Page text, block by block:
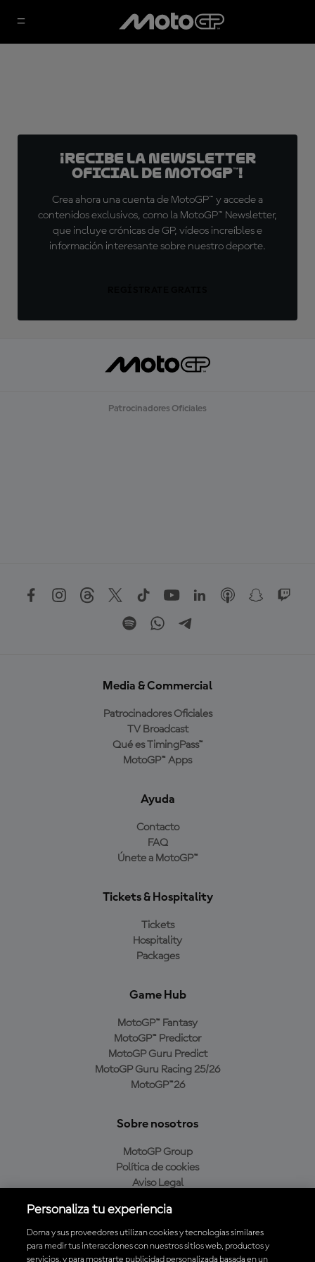
¡Recibe la Newsletter
oficial de MotoGP™!
Crea ahora una cuenta de MotoGP™ y accede a
contenidos exclusivos, como la MotoGP™ Newsletter,
que incluye crónicas de GP, vídeos increíbles e
información interesante sobre nuestro deporte.
Patrocinadores Oficiales
Media & Commercial
Patrocinadores Oficiales
TV Broadcast
Qué es TimingPass™
MotoGP™ Apps
Ayuda
Contacto
FAQ
Únete a MotoGP™
Tickets & Hospitality
Tickets
Hospitality
Packages
Game Hub
MotoGP™ Fantasy
MotoGP™ Predictor
MotoGP Guru Predict
MotoGP Guru Racing 25/26
MotoGP™26
Sobre nosotros
MotoGP Group
Política de cookies
Aviso Legal
Política de compra
Personaliza tu experiencia
Dorna y sus proveedores utilizan cookies y tecnologías similares
para medir tus interacciones con nuestros sitios web, productos y
servicios, y para mostrarte publicidad personalizada basada en un